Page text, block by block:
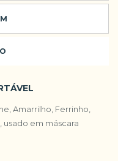
Amarrilho, Ferrinho,
usado em máscara